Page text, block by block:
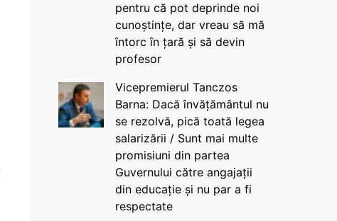
pentru că pot deprinde noi
cunoștințe, dar vreau să mă
întorc în țară și să devin
profesor
Vicepremierul Tanczos
Barna: Dacă învățământul nu
se rezolvă, pică toată legea
salarizării / Sunt mai multe
promisiuni din partea
Guvernului către angajații
din educație și nu par a fi
respectate